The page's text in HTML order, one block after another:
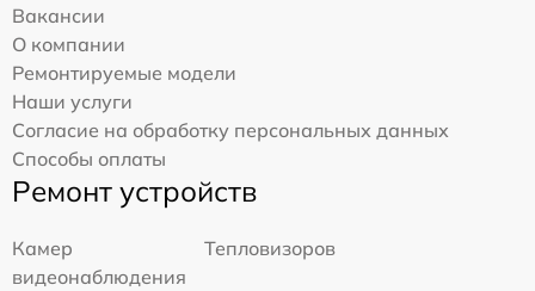
Вакансии
О компании
Ремонтируемые модели
Наши услуги
Согласие на обработку персональных данных
Способы оплаты
Ремонт устройств
Камер
видеонаблюдения
Тепловизоров